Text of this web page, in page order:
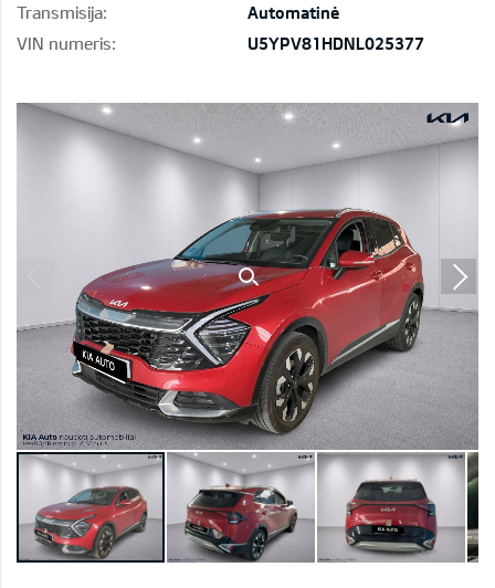
Transmisija:
Automatinė
VIN numeris:
U5YPV81HDNL025377